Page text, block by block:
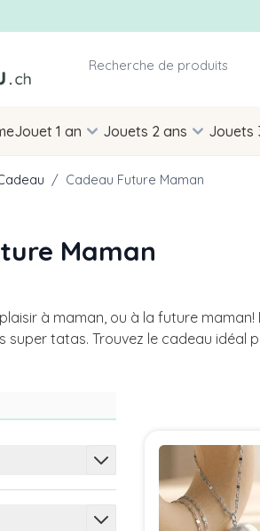
Jouet 1 an Jouets 2 ans Jouets
/ Cadeau Future Maman
Maman
à maman, ou à la future
super tatas. Trouvez le cadeau idéal